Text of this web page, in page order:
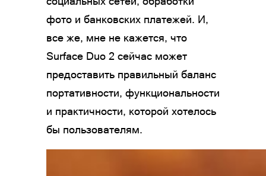
фото и банковских платежей. И,
все же, мне не кажется, что
Surface Duo 2 сейчас может
предоставить правильный баланс
портативности, функциональности
и практичности, которой хотелось
бы пользователям.